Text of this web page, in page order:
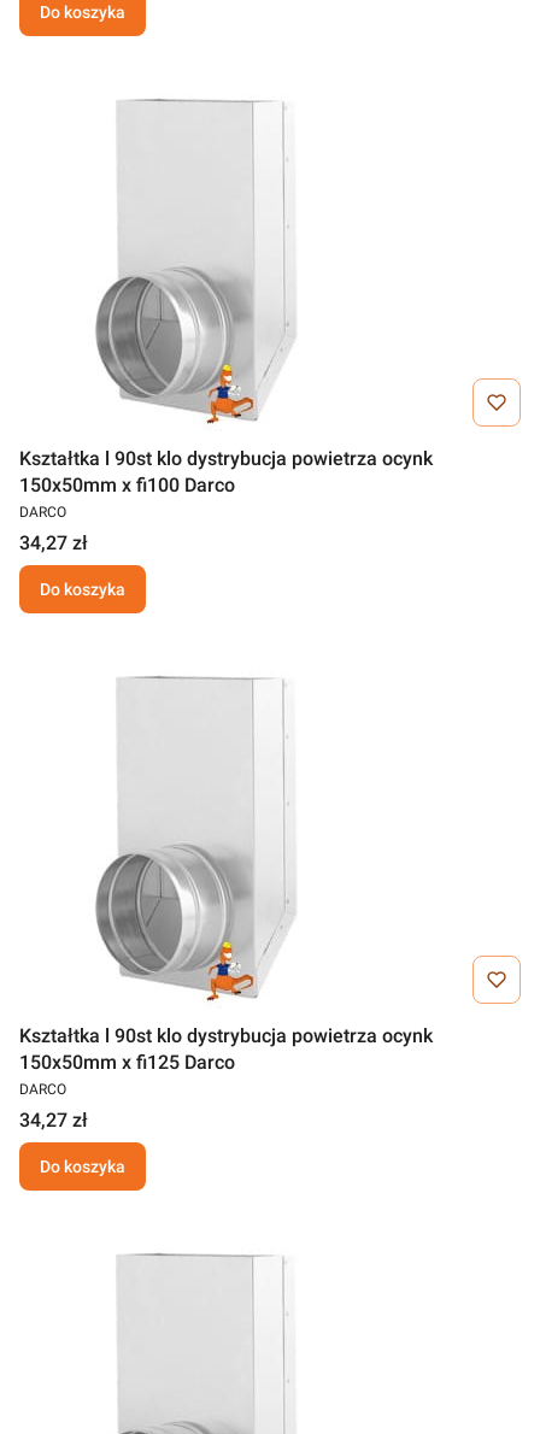
Do koszyka
Kształtka l 90st klo dystrybucja powietrza ocynk
150x50mm x fi100 Darco
DARCO
34,27 zł
Do koszyka
Kształtka l 90st klo dystrybucja powietrza ocynk
150x50mm x fi125 Darco
DARCO
34,27 zł
Do koszyka